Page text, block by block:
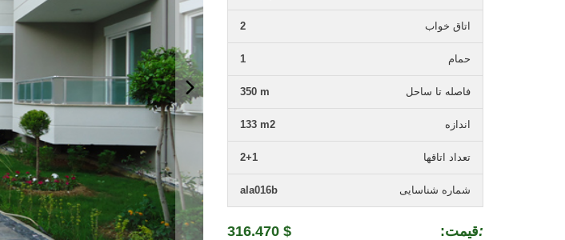
اتاق خواب 2
حمام 1
فاصله تا ساحل 350 m
اندازه 133 m2
تعداد اتاقها 2+1
شماره شناسایی ala016b
:قیمت:
316.470 $